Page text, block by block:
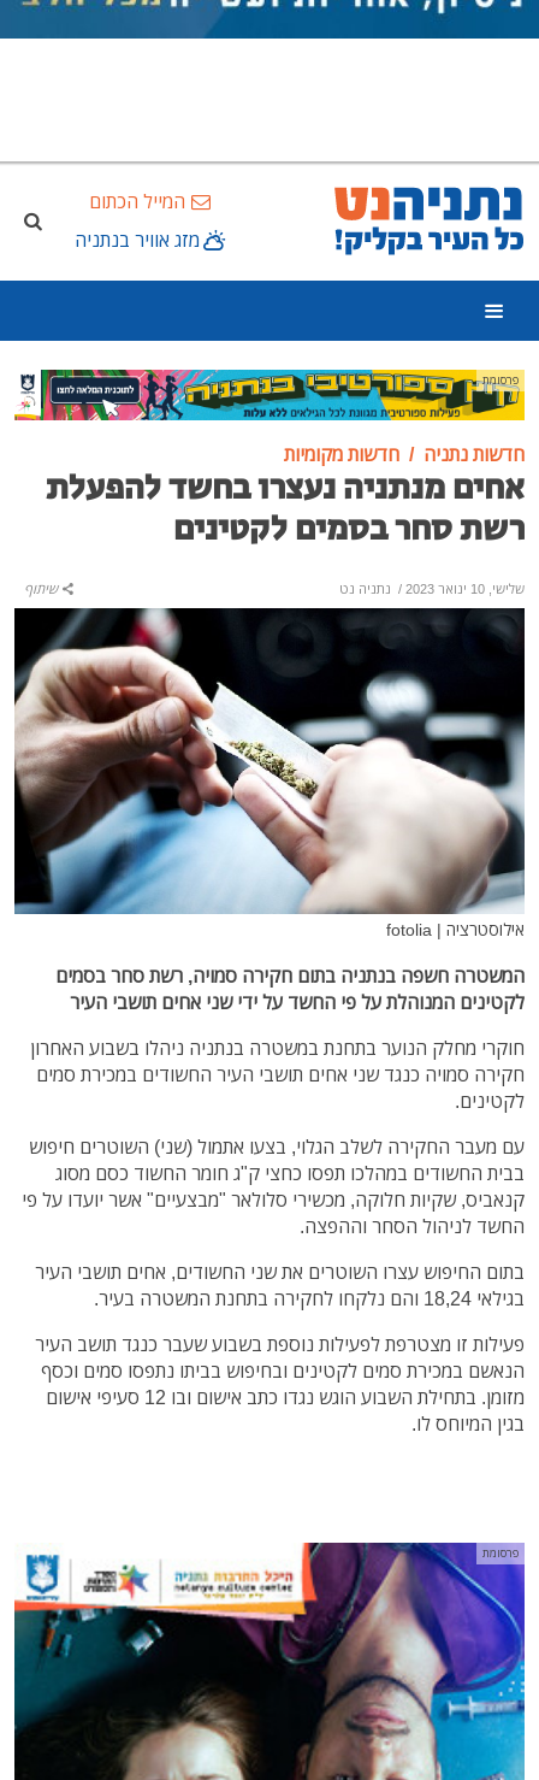
המייל הכתום
מזג אוויר בנתניה
פרסומת
חדשות נתניה חדשות מקומיות
אחים מנתניה נעצרו בחשד להפעלת
רשת סחר בסמים לקטינים
שלישי, 10 ינואר 2023 / נתניה נט שיתוף
אילוסטרציה | fotolia
המשטרה חשפה בנתניה בתום חקירה סמויה, רשת סחר בסמים
לקטינים המנוהלת על פי החשד על ידי שני אחים תושבי העיר
חוקרי מחלק הנוער בתחנת במשטרה בנתניה ניהלו בשבוע האחרון
חקירה סמויה כנגד שני אחים תושבי העיר החשודים במכירת סמים
לקטינים.
עם מעבר החקירה לשלב הגלוי, בצעו אתמול (שני) השוטרים חיפוש
בבית החשודים במהלכו תפסו כחצי ק"ג חומר החשוד כסם מסוג
קנאביס, שקיות חלוקה, מכשירי סלולאר "מבצעיים" אשר יועדו על פי
החשד לניהול הסחר וההפצה.
בתום החיפוש עצרו השוטרים את שני החשודים, אחים תושבי העיר
בגילאי 18,24 והם נלקחו לחקירה בתחנת המשטרה בעיר.
פעילות זו מצטרפת לפעילות נוספת בשבוע שעבר כנגד תושב העיר
הנאשם במכירת סמים לקטינים ובחיפוש בביתו נתפסו סמים וכסף
מזומן. בתחילת השבוע הוגש נגדו כתב אישום ובו 12 סעיפי אישום
בגין המיוחס לו.
פרסומת